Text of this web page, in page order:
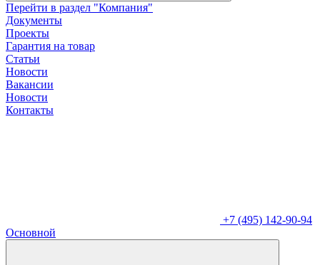
Перейти в раздел "Компания"
Документы
Проекты
Гарантия на товар
Статьи
Новости
Вакансии
Новости
Контакты
+7 (495) 142-90-94
Основной